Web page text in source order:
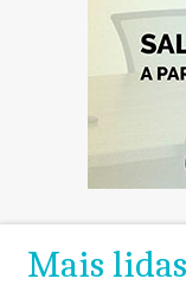
Mais lidas